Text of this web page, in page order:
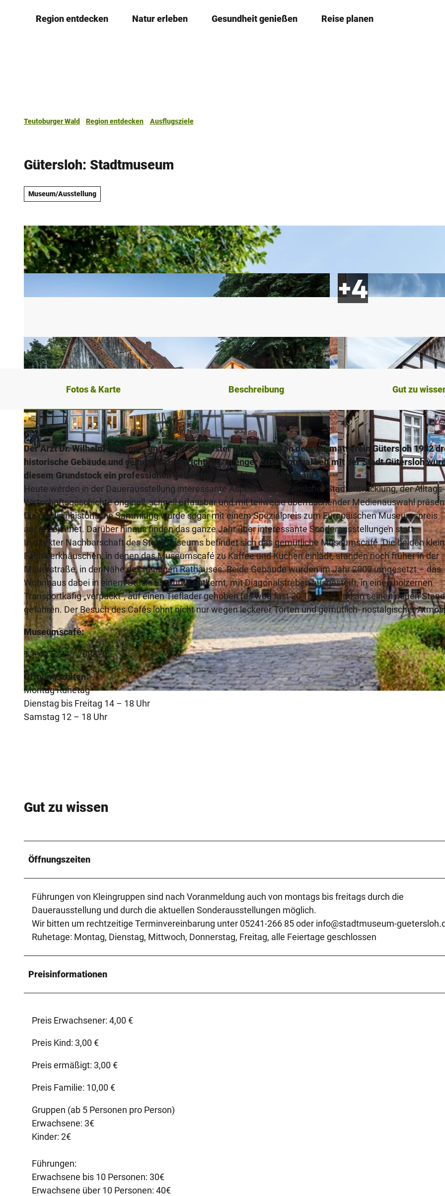
Region entdecken Natur erleben Gesundheit genießen Reise planen
Teutoburger Wald Region entdecken Ausflugsziele
Gütersloh: Stadtmuseum
Museum/Ausstellung
© pro Wirtschaft GT, Mario Wallenfang
© Gütersloh Marketing GmbH, Gütersloh, Detlef Guethenke |CC-BY-SA © Gütersloh Marketing GmbH, Gütersloh, Detlef
Fotos & Karte Beschreibung Gut zu
Der Arzt Dr. Wilhelm Angenete und seine Schwester Else schenkten dem Heimatverein Gütersloh 1982
historische Gebäude und seine Praxiseinrichtung. In enger Zusammenarbeit mit der Stadt Gütersloh
diesem Grundstock ein professionell geführtes Stadtmuseum aufgebaut.
Heute werden in der Dauerausstellung interessante Aspekte der Gütersloher Stadtentwicklung, der
Wirtschaftsgeschichte originell, schnell erfassbar und mit teilweise überraschender Medienauswahl
Die medizinhistorische Sammlung wurde sogar mit einem Spezialpreis zum Europäischen Museumspreis
ausgezeichnet. Darüber hinaus finden das ganze Jahr über interessante Sonderausstellungen statt.
In direkter Nachbarschaft des Stadtmuseums befindet sich das gemütliche Museumscafé. Die beiden
Fachwerkhäuschen, in denen das Museumscafé zu Kaffee und Kuchen einlädt, standen noch früher in der
Mauerstraße, in der Nähe des heutigen Rathauses. Beide Gebäude wurden im Jahr 2000 umgesetzt – das
Wohnhaus dabei in einem Stück. Es wurde entkernt, mit Diagonalstreben ausgesteift, in einen hölzernen
Transportkäfig „verpackt“, auf einen Tieflader gehoben (es wog fast 20 Tonnen) und an seinen neuen
gefahren. Der Besuch des Cafés lohnt nicht nur wegen leckerer Torten und gemütlich- nostalgischer
Museumscafé:
T: +49 5241 / 708879
Öffnungszeiten
Montag Ruhetag
Dienstag bis Freitag 14 – 18 Uhr
Samstag 12 – 18 Uhr
Gut zu wissen
Öffnungszeiten
Führungen von Kleingruppen sind nach Voranmeldung auch von montags bis freitags durch die
Dauerausstellung und durch die aktuellen Sonderausstellungen möglich.
Wir bitten um rechtzeitige Terminvereinbarung unter 05241-266 85 oder info@stadtmuseum-
Ruhetage: Montag, Dienstag, Mittwoch, Donnerstag, Freitag, alle Feiertage geschlossen
Preisinformationen
Preis Erwachsener: 4,00 €
Preis Kind: 3,00 €
Preis ermäßigt: 3,00 €
Preis Familie: 10,00 €
Gruppen (ab 5 Personen pro Person)
Erwachsene: 3€
Kinder: 2€
Führungen:
Erwachsene bis 10 Personen: 30€
Erwachsene über 10 Personen: 40€